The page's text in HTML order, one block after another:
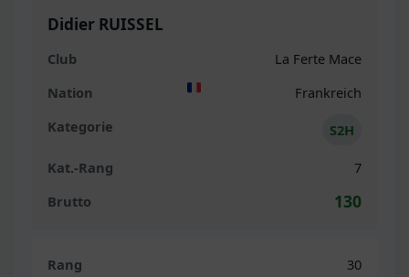
Didier RUISSEL
La Ferte Mace
Frankreich
S2H
7
130
30